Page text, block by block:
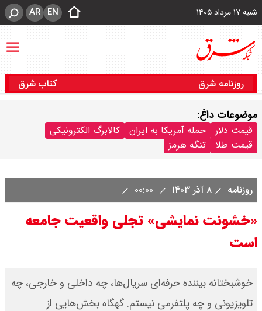
شنبه ۱۷ مرداد ۱۴۰۵ EN
AR
روزنامه شرق کتاب شرق
موضوعات داغ:
قیمت دلار حمله آمریکا به ایران
کالابرگ الکترونیکی
قیمت طلا
تنگه هرمز
روزنامه ۸ آذر ۱۴۰۳
«خشونت نمایشی» تجلی واقعیت جامعه‌
است
خوشبختانه بیننده حرفه‌ای سریال‌ها، چه داخلی و خارجی، چه
تلویزیونی و چه پلتفرمی نیستم. گهگاه بخش‌هایی از